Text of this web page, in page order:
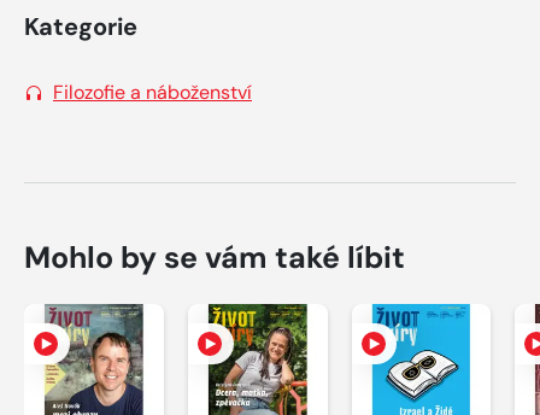
Kategorie
Filozofie a náboženství
Mohlo by se vám také líbit